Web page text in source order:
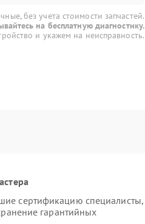
без учета стоимости запчастей.
на бесплатную диагностику.
и укажем на неисправность.
сертификацию специалисты,
гарантийных